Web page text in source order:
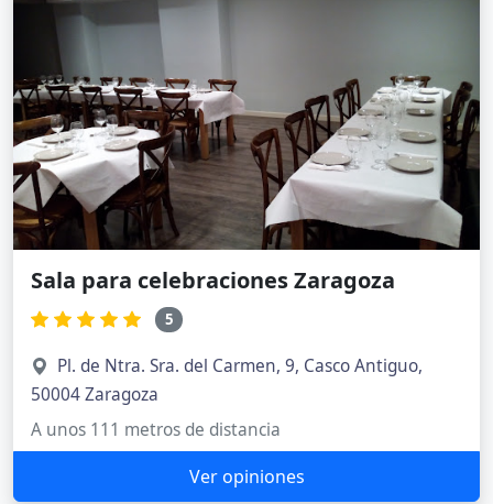
Sala para celebraciones Zaragoza
5
Pl. de Ntra. Sra. del Carmen, 9, Casco Antiguo,
50004 Zaragoza
A unos 111 metros de distancia
Ver opiniones